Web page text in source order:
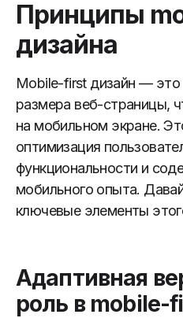
Принципы
дизайна
Mobile-first дизайн —
размера веб-страницы,
на мобильном экране.
оптимизация
функциональности и
мобильного опыта.
ключевые элементы
Адаптивная
роль в mobile-